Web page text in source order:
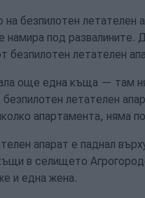
на безпилотен летателен
под развалините.
летателен
още една къща — там
безпилотен летателен
апартамента, няма
апарат е паднал
в селището
и една жена.